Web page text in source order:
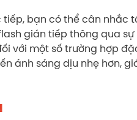
bạn có thể cân nhắc
gián tiếp thông qua
với một số trường hợp
ánh sáng dịu nhẹ hơn,